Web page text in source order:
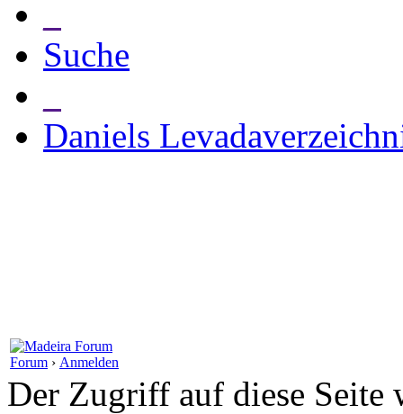
Suche
Daniels
Forum › Anmelden
Der Zugriff auf diese Seite